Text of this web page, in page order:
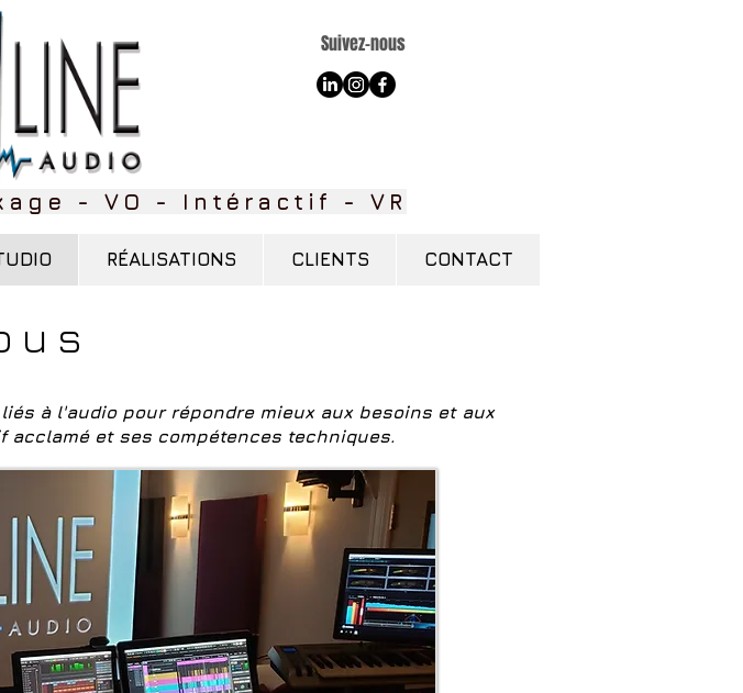
Suivez-nous
- VO - Intéractif - VR
RÉALISATIONS CLIENTS CONTACT
à l'audio pour répondre mieux aux besoins et aux
et ses compétences techniques.